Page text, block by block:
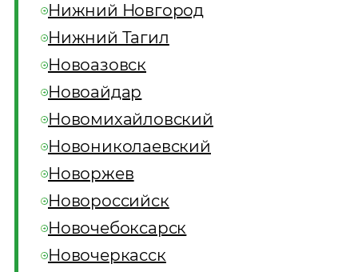
Нижний Новгород
Нижний Тагил
Новоазовск
Новоайдар
Новомихайловский
Новониколаевский
Новоржев
Новороссийск
Новочебоксарск
Новочеркасск